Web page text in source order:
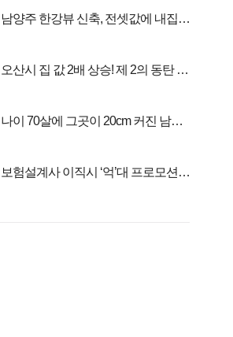
남양주 한강뷰 신축, 전셋값에 내집마
오산시 집 값 2배 상승! 제 2의 동탄 신
나이 70살에 그곳이 20cm 커진 남자..
보험설계사 이직시 ‘억’대 프로모션!